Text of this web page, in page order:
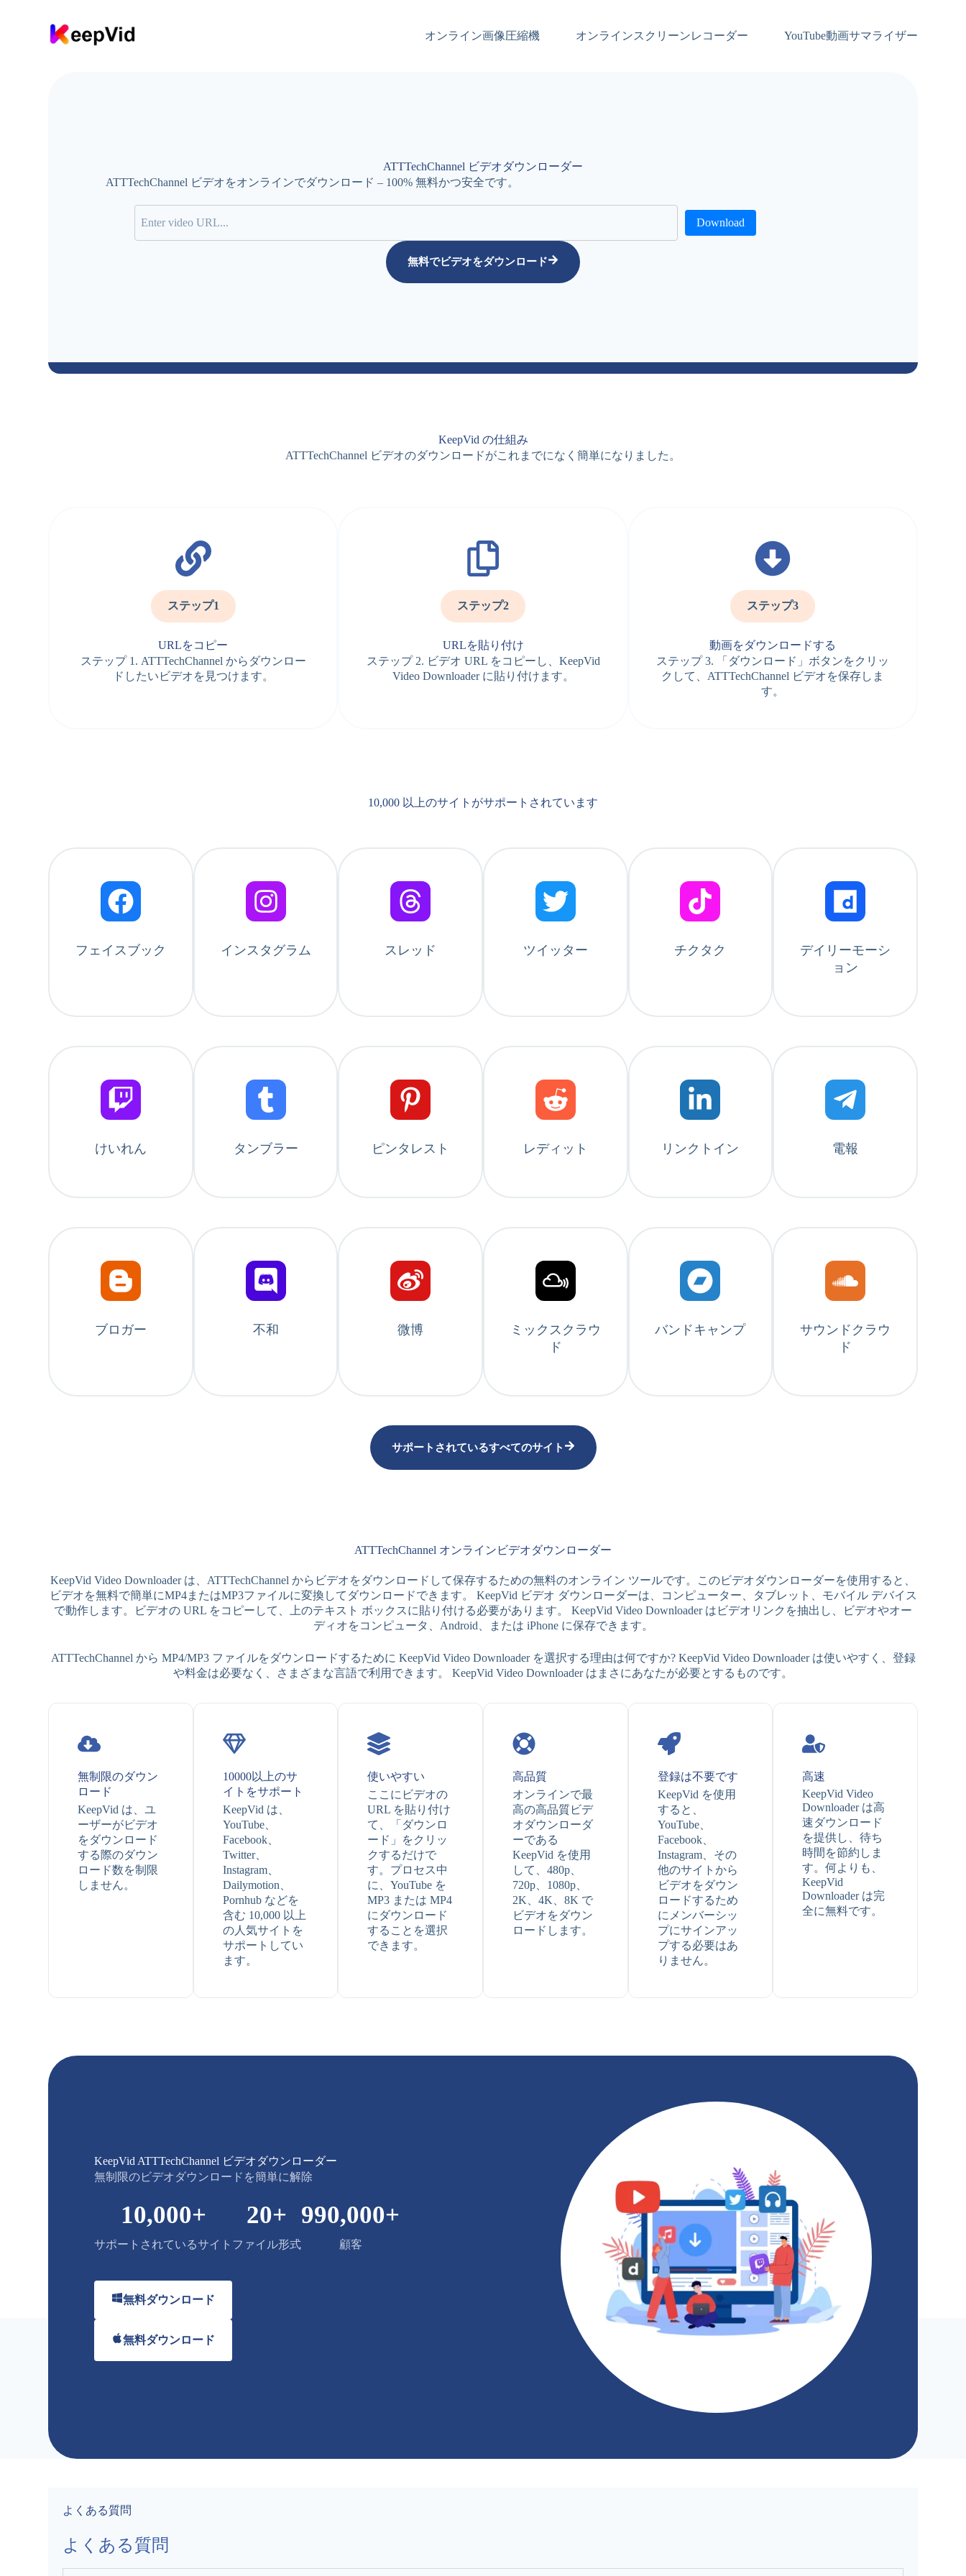
オンライン画像圧縮機 オンラインスクリーンレコーダー YouTube動画サマライザー
ATTTechChannel ビデオダウンローダー
ATTTechChannel ビデオをオンラインでダウンロード – 100% 無料かつ安全です。
Download
無料でビデオをダウンロード
KeepVid の仕組み
ATTTechChannel ビデオのダウンロードがこれまでになく簡単になりました。
ステップ1
URLをコピー
ステップ 1. ATTTechChannel からダウンロー
ドしたいビデオを見つけます。
ステップ2
URLを貼り付け
ステップ 2. ビデオ URL をコピーし、KeepVid
Video Downloader に貼り付けます。
ステップ3
動画をダウンロードする
ステップ 3. 「ダウンロード」ボタンをクリッ
クして、ATTTechChannel ビデオを保存しま
す。
10,000 以上のサイトがサポートされています
フェイスブック インスタグラム スレッド ツイッター チクタク
デイリーモーシ
ョン
けいれん タンブラー ピンタレスト レディット リンクトイン 電報
ブロガー 不和 微博
ミックスクラウ
ド
バンドキャンプ
サウンドクラウ
ド
サポートされているすべてのサイト
ATTTechChannel オンラインビデオダウンローダー
KeepVid Video Downloader は、ATTTechChannel からビデオをダウンロードして保存するための無料のオンライン ツールです。このビデオダウンローダーを使用すると、
ビデオを無料で簡単にMP4またはMP3ファイルに変換してダウンロードできます。 KeepVid ビデオ ダウンローダーは、コンピューター、タブレット、モバイル デバイス
で動作します。ビデオの URL をコピーして、上のテキスト ボックスに貼り付ける必要があります。 KeepVid Video Downloader はビデオリンクを抽出し、ビデオやオー
ディオをコンピュータ、Android、または iPhone に保存できます。
ATTTechChannel から MP4/MP3 ファイルをダウンロードするために KeepVid Video Downloader を選択する理由は何ですか? KeepVid Video Downloader は使いやすく、登録
や料金は必要なく、さまざまな言語で利用できます。 KeepVid Video Downloader はまさにあなたが必要とするものです。
無制限のダウン
ロード
KeepVid は、ユ
ーザーがビデオ
をダウンロード
する際のダウン
ロード数を制限
しません。
10000以上のサ
イトをサポート
KeepVid は、
YouTube、
Facebook、
Twitter、
Instagram、
Dailymotion、
Pornhub などを
含む 10,000 以上
の人気サイトを
サポートしてい
ます。
使いやすい
ここにビデオの
URL を貼り付け
て、「ダウンロ
ード」をクリッ
クするだけで
す。プロセス中
に、YouTube を
MP3 または MP4
にダウンロード
することを選択
できます。
高品質
オンラインで最
高の高品質ビデ
オダウンローダ
ーである
KeepVid を使用
して、480p、
720p、1080p、
2K、4K、8K で
ビデオをダウン
ロードします。
登録は不要です
KeepVid を使用
すると、
YouTube、
Facebook、
Instagram、その
他のサイトから
ビデオをダウン
ロードするため
にメンバーシッ
プにサインアッ
プする必要はあ
りません。
高速
KeepVid Video
Downloader は高
速ダウンロード
を提供し、待ち
時間を節約しま
す。何よりも、
KeepVid
Downloader は完
全に無料です。
KeepVid ATTTechChannel ビデオダウンローダー
無制限のビデオダウンロードを簡単に解除
サポートされているサイト
10,000+
ファイル形式
20+
顧客
990,000+
無料ダウンロード
無料ダウンロード
よくある質問
よくある質問